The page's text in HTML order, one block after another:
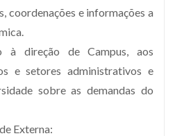
coordenações e informações a
à direção de Campus, aos
e setores administrativos e
sobre as demandas do
Externa: